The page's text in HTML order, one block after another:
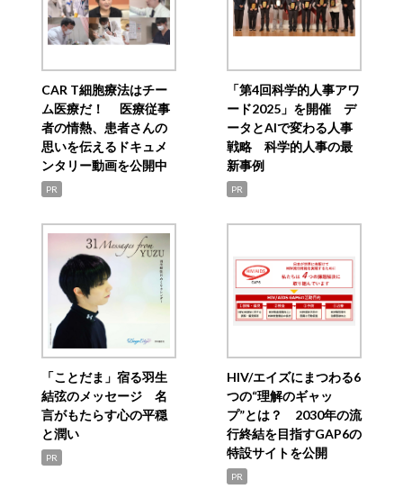
CAR T細胞療法はチー
ム医療だ！ 医療従事
者の情熱、患者さんの
思いを伝えるドキュメ
ンタリー動画を公開中
PR
「第4回科学的人事アワ
ード2025」を開催 デ
ータとAIで変わる人事
戦略 科学的人事の最
新事例
PR
「ことだま」宿る羽生
結弦のメッセージ 名
言がもたらす心の平穏
と潤い
PR
HIV/エイズにまつわる6
つの“理解のギャッ
プ”とは？ 2030年の流
行終結を目指すGAP6の
特設サイトを公開
PR